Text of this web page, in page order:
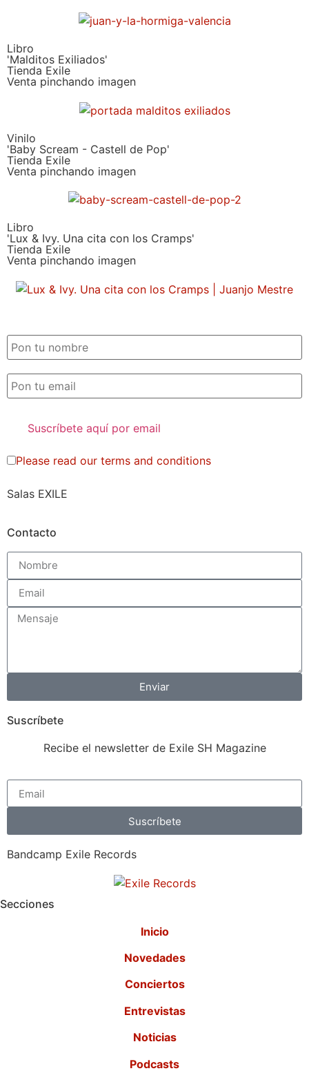
Libro
'Malditos Exiliados'
Tienda Exile
Venta pinchando imagen
Vinilo
'Baby Scream - Castell de Pop'
Tienda Exile
Venta pinchando imagen
Libro
'Lux & Ivy. Una cita con los Cramps'
Tienda Exile
Venta pinchando imagen
Please read our terms and conditions
Salas EXILE
Contacto
Enviar
Suscríbete
Recibe el newsletter de Exile SH Magazine
Suscríbete
Bandcamp Exile Records
Secciones
Inicio
Novedades
Conciertos
Entrevistas
Noticias
Podcasts